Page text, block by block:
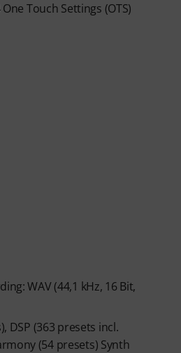
Touch Settings (OTS)
WAV (44,1 kHz, 16 Bit,
DSP (363 presets incl.
(54 presets) Synth